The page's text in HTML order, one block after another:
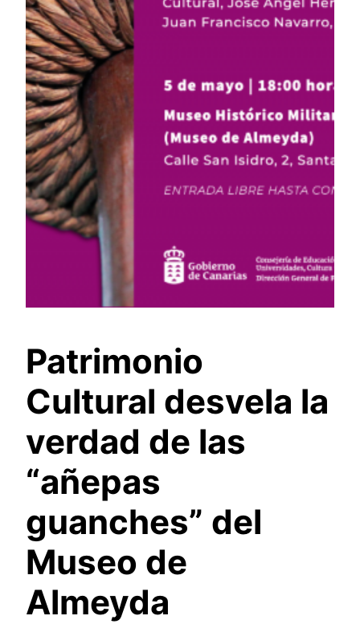
Patrimonio
Cultural desvela la
verdad de las
“añepas
guanches” del
Museo de
Almeyda